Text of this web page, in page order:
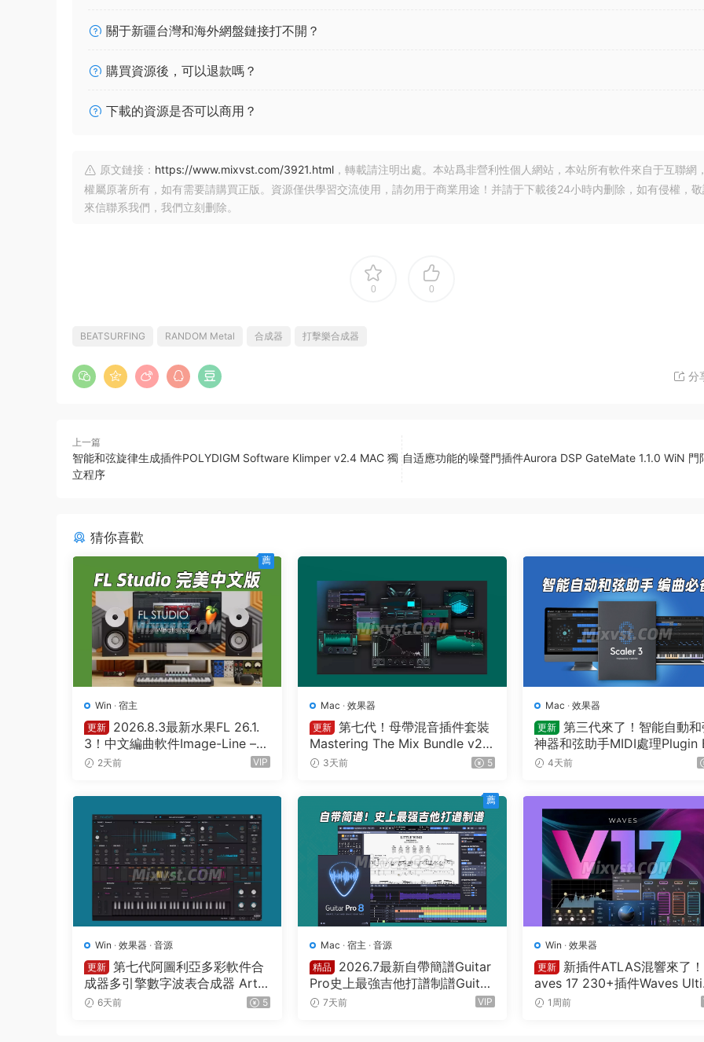
關于新疆台灣和海外網盤鏈接打不開？
購買資源後，可以退款嗎？
下載的資源是否可以商用？
原文鏈接： https://www.mixvst.com/3921.html ，轉載請注明出處。本站爲非營利性個人網站，本站所有軟件來自于互聯網
權屬原著所有，如有需要請購買正版。資源僅供學習交流使用，請勿用于商業用途！并請于下載後24小時内删除，如有侵權，
來信聯系我們，我們立刻删除。
0 0
BEATSURFING RANDOM Metal 合成器 打擊樂合成器
分
上一篇
智能和弦旋律生成插件POLYDIGM Software Klimper v2.4 MAC 獨
立程序
自适應功能的噪聲門插件Aurora DSP GateMate 1.1.0 WiN 門
猜你喜歡
Win · 宿主
更新
2026.8.3最新水果FL 26.1.
3！中文編曲軟件Image-Line – F
L Studio Producer Edition 26.1.
2天前 VIP
薦
Mac · 效果器
更新
第七代！母帶混音插件套裝
Mastering The Mix Bundle v20
26.7.21 U2B MAC-MORiA
3天前 5
Mac ·效果器
更新
第三代來了！智能自動
神器和弦助手MIDI處理Plugin
utique – Scaler 3 v3.3.0
4天前
Win · 效果器 · 音源
更新 第七代阿圖利亞多彩軟件合
成器多引擎數字波表合成器 Artur
ia Pigments v7.0.1 CE-V.R WIN
6天前 5
Mac · 宿主 · 音源
精品
2026.7最新自帶簡譜Guitar
Pro史上最強吉他打譜制譜Guitar
Pro 8.1.5-31 macOS HCiSO
7天前 VIP
薦
Win ·效果器
更新
新插件ATLAS混響來了
aves 17 230+插件Waves
ate v2026.07.27 Incl
1周前